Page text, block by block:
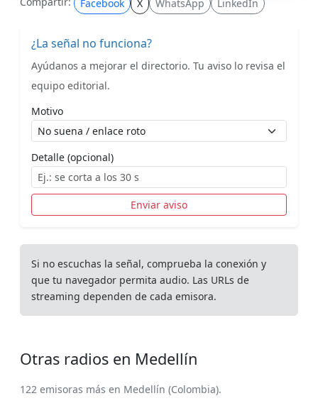
Facebook X WhatsApp LinkedIn
¿La señal no funciona?
Ayúdanos a mejorar el directorio. Tu aviso lo revisa el
equipo editorial.
Motivo
Detalle (opcional)
Enviar aviso
Si no escuchas la señal, comprueba la conexión y
que tu navegador permita audio. Las URLs de
streaming dependen de cada emisora.
Otras radios en Medellín
122 emisoras más en Medellín (Colombia).